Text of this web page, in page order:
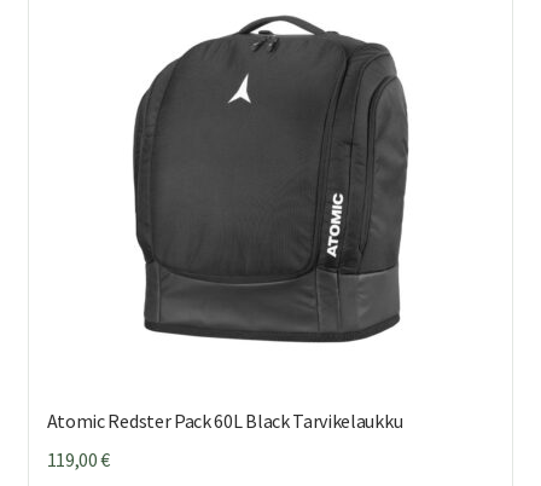
Atomic Redster Pack 60L Black Tarvikelaukku
119,00€